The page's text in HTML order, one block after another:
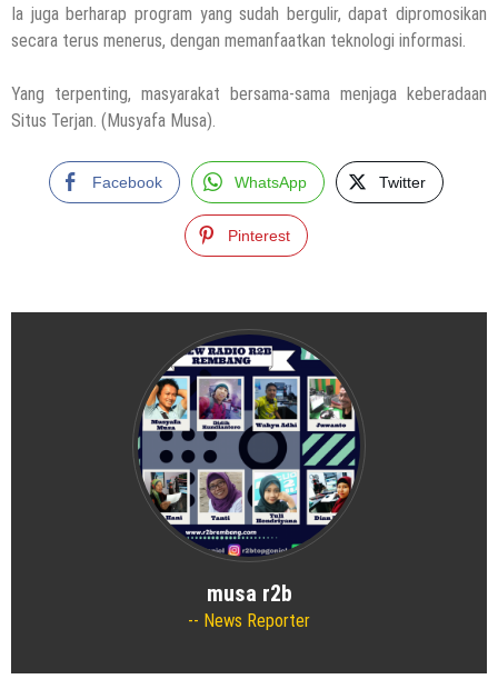
Ia juga berharap program yang sudah bergulir, dapat dipromosikan
secara terus menerus, dengan memanfaatkan teknologi informasi.
Yang terpenting, masyarakat bersama-sama menjaga keberadaan
Situs Terjan. (Musyafa Musa).
Facebook WhatsApp Twitter
Pinterest
musa r2b
News Reporter